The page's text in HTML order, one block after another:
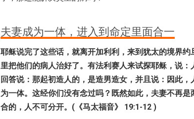
夫妻成为一体，进入到命定里面合一
耶稣说完了这些话，就离开加利利，来到犹太的境界
里把他们的病人治好了。有法利赛人来试探耶稣，说
回答说：那起初造人的，是造男造女，并且说：因此
为一体。这经你们没有念过吗？既然如此，夫妻不再
合的，人不可分开。(《马太福音》 19:1-12 )